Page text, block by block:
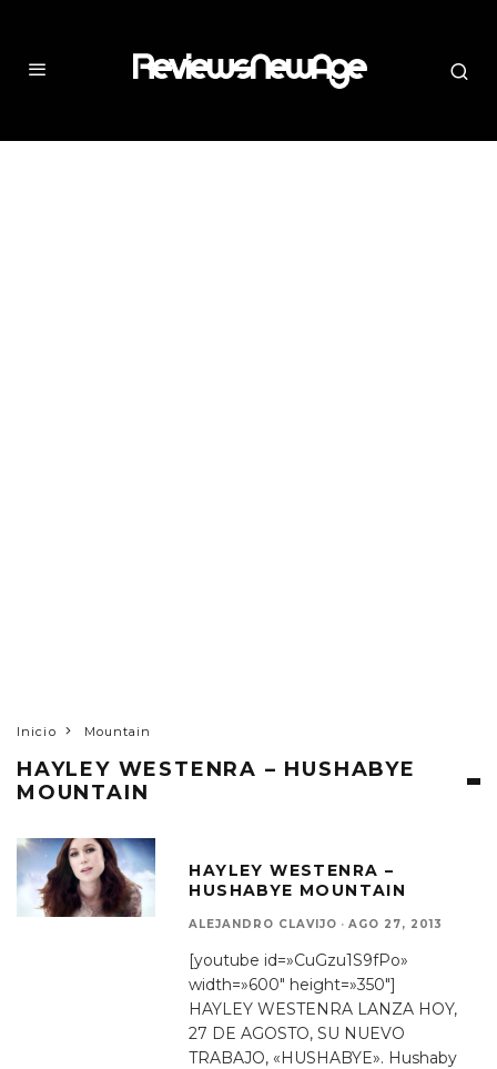
Inicio Mountain
HAYLEY WESTENRA – HUSHABYE
MOUNTAIN
HAYLEY WESTENRA –
HUSHABYE MOUNTAIN
ALEJANDRO CLAVIJO · AGO 27, 2013
[youtube id=»CuGzu1S9fPo»
width=»600″ height=»350″]
HAYLEY WESTENRA LANZA HOY,
27 DE AGOSTO, SU NUEVO
TRABAJO, «HUSHABYE». Hushaby